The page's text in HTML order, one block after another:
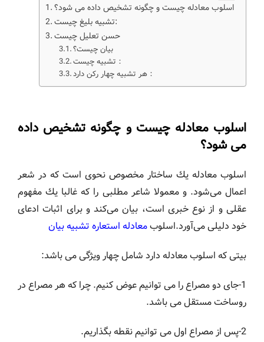
اسلوب معادله چیست و چگونه تشخیص داده می شود؟
تشبیه بلیغ چیست:
حسن تعلیل چیست
بیان چیست؟
تشبیه چیست：
هر تشبیه چهار رکن دارد：
اسلوب معادله چیست و چگونه تشخیص داده
می شود؟
اسلوب معادله یك ساختار مخصوص نحوی است كه در شعر
اعمال می‌شود. و معمولا شاعر مطلبی را كه غالبا یك مفهوم
عقلی و از نوع خبری است، بیان می‌كند و برای اثبات ادعای
خود دلیلی می‌آورد.اسلوبمعادله استعاره تشبیه بیان
بیتی که اسلوب معادله دارد شامل چهار ویژگی می باشد:
1-جای دو مصراع را می توانیم عوض کنیم. چرا که هر مصراع در
روساخت مستقل می باشد.
2-پس از مصراع اول می توانیم نقطه بگذاریم.